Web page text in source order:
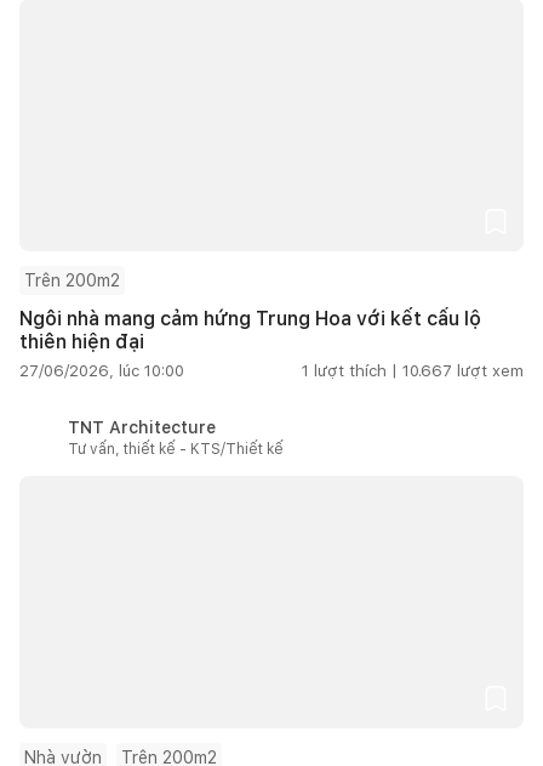
Trên 200m2
Ngôi nhà mang cảm hứng Trung Hoa với kết cấu lộ
thiên hiện đại
27/06/2026, lúc 10:00 1 lượt thích | 10.667 lượt xem
TNT Architecture
Tư vấn, thiết kế - KTS/Thiết kế
Nhà vườn Trên 200m2